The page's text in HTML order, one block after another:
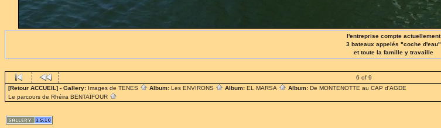
l'entreprise compte actuellement
3 bateaux appelés "coche d'eau"
et toute la famille y travaille
6 of 9
[Retour ACCUEIL] - Gallery: Images de TENES Album: Les ENVIRONS Album: EL MARSA Album: De MONTENOTTE au CAP d'AGDE
Le parcours de Rhéira BENTAÏFOUR